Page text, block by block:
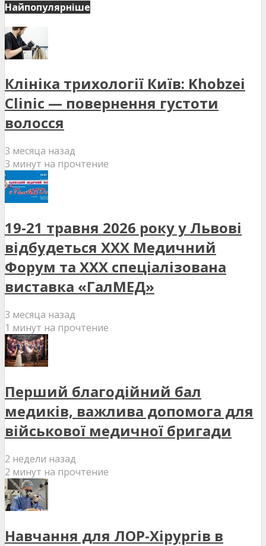
Найпопулярніше
Клініка трихології Київ: Khobzei
Clinic — повернення густоти
волосся
3 месяца назад
3 минут на прочтение
19-21 травня 2026 року у Львові
відбудеться XXX Медичний
Форум та XXX спеціалізована
виставка «ГалМЕД»
3 месяца назад
1 минут на прочтение
Перший благодійний бал
медиків, важлива допомога для
військової медичної бригади
2 недели назад
2 минут на прочтение
Навчання для ЛОР-Хірургів в